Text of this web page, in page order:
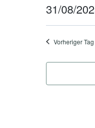
31.
August
31/08/
Datum
wählen.
Vorheriger Tag